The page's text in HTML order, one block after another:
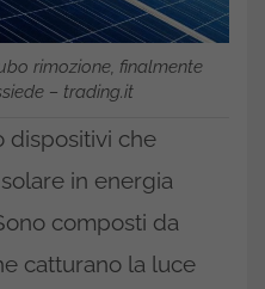
rimozione, finalmente
– trading.it
dispositivi che
in energia
composti da
catturano la luce